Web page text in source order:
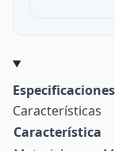
Características
Característica